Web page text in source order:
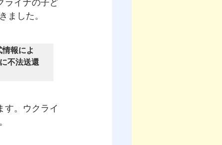
ライナの子ど
ました。
報によ
不法送還
。
ウクライ